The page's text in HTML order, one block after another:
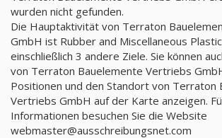
wurden nicht gefunden.
Die Hauptaktivität von Terraton
GmbH ist Rubber and Miscellaneous
einschließlich 3 andere Ziele. Sie können
von Terraton Bauelemente Vertriebs
Positionen und den Standort von Terraton
Vertriebs GmbH auf der Karte anzeigen.
Informationen besuchen Sie die Website
webmaster@ausschreibungsnet.com